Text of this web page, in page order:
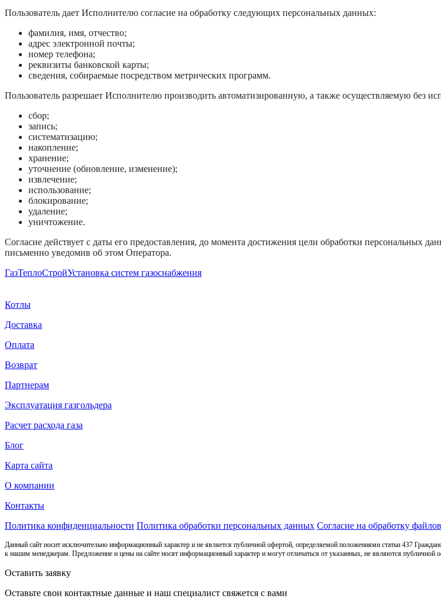
Пользователь дает Исполнителю согласие на обработку следующих персональных данных:
фамилия, имя, отчество;
адрес электронной почты;
номер телефона;
реквизиты банковской карты;
сведения, собираемые посредством метрических программ.
Пользователь разрешает Исполнителю производить автоматизированную, а также осуществляемую без
сбор;
запись;
систематизацию;
накопление;
хранение;
уточнение (обновление, изменение);
извлечение;
использование;
блокирование;
удаление;
уничтожение.
Согласие действует с даты его предоставления, до момента достижения цели обработки персональных
письменно уведомив об этом Оператора.
ГазТеплоСтройУстановка систем газоснабжения
Котлы
Доставка
Оплата
Возврат
Партнерам
Эксплуатация газгольдера
Расчет расхода газа
Блог
Карта сайта
О компании
Контакты
Политика конфиденциальности Политика обработки персональных данных Согласие на обработку
Данный сайт носит исключительно информационный характер и не является публичной офертой, определяемой положениями статьи 437
к нашим менеджерам. Предложение и цены на сайте носят информационный характер и могут отличаться от указанных, не являются публичной
Оставить заявку
Оставьте свои контактные данные и наш специалист свяжется с вами